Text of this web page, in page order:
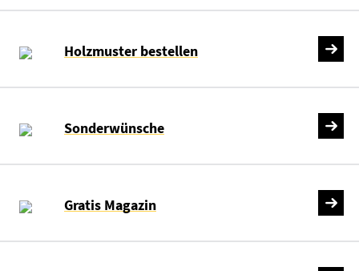
Holzmuster bestellen
Sonderwünsche
Gratis Magazin